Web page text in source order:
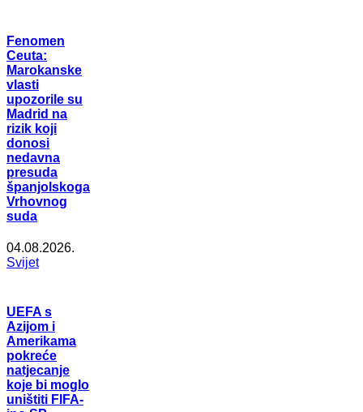
Fenomen
Ceuta:
Marokanske
vlasti
upozorile su
Madrid na
rizik koji
donosi
nedavna
presuda
španjolskoga
Vrhovnog
suda
04.08.2026.
Svijet
UEFA s
Azijom i
Amerikama
pokreće
natjecanje
koje bi moglo
uništiti FIFA-